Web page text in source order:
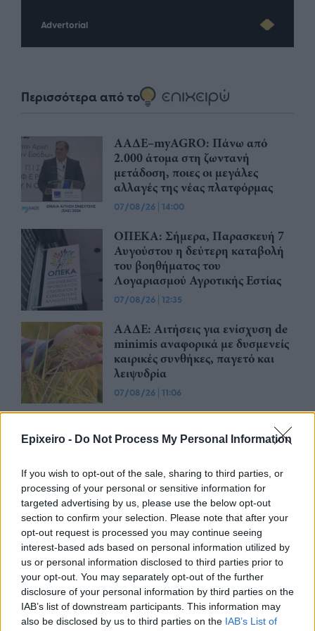
Epixeiro - Do Not Process My Personal Information
If you wish to opt-out of the sale, sharing to third parties, or
processing of your personal or sensitive information for
targeted advertising by us, please use the below opt-out
section to confirm your selection. Please note that after your
opt-out request is processed you may continue seeing
interest-based ads based on personal information utilized by
us or personal information disclosed to third parties prior to
your opt-out. You may separately opt-out of the further
disclosure of your personal information by third parties on the
IAB’s list of downstream participants. This information may
also be disclosed by us to third parties on the IAB’s List of
Advertorial
Περισσότερα από το
ΑΑΔΕ–myAGRO: Πάνω από
2.000 άτομα στη ζωντανή
μετάδοση, ποιες οι μεγάλες
αλλαγές της νέας πλατφόρμας
07/08/26 | 14:00
ΟΠΕΚΑ: Σήμερα, Παρασκευή 7
Αυγούστου η δεύτερη καταβολή
του βοηθήματος του
Λογαριασμού Αγροτικής Εστίας
07/08/26 | 12:35
ΑΑΔΕ: Αιτήσεις για ενίσχυση de
minimis αναφορικά με δυσμενείς
καιρικές συνθήκες, παγετό και
λειψυδρία
07/08/26 | 11:06
αιτήσεις ενίσχυσης μέσω της
06/08/26|11:26
ΑΑΔΕ, πλατφόρμα myAGRO: Σε
λειτουργία από σήμερα η νέα
Ενιαία Αίτηση Ενίσχυσης 2026
04/08/26|15:47
ΑΑΔΕ: Διενεργήθηκε ο πρώτος
μαζικός επιτόπιος έλεγχος για